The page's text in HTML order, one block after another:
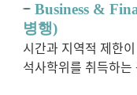
Business &
병행)
시간과 지역적 제한
석사학위를 취득하